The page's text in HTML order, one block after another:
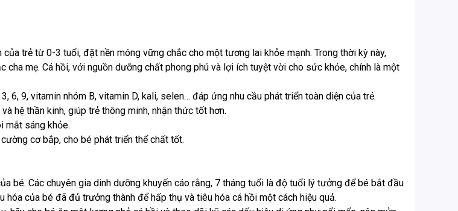
trẻ từ 0-3 tuổi, đặt nền móng vững chắc cho một tương lai khỏe mạnh. Trong thời kỳ này,
mẹ. Cá hồi, với nguồn dưỡng chất phong phú và lợi ích tuyệt vời cho sức khỏe, chính là một
6, 9, vitamin nhóm B, vitamin D, kali, selen… đáp ứng nhu cầu phát triển toàn diện của trẻ.
hệ thần kinh, giúp trẻ thông minh, nhận thức tốt hơn.
mắt sáng khỏe.
cơ bắp, cho bé phát triển thể chất tốt.
bé. Các chuyên gia dinh dưỡng khuyến cáo rằng, 7 tháng tuổi là độ tuổi lý tưởng để bé bắt đầu
của bé đã đủ trưởng thành để hấp thụ và tiêu hóa cá hồi một cách hiệu quả.